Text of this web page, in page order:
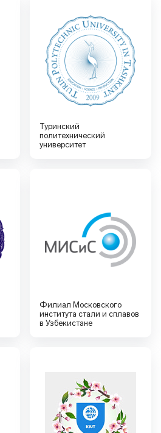
Туринский
политехнический
университет
Филиал Московского
института стали и сплавов
в Узбекистане